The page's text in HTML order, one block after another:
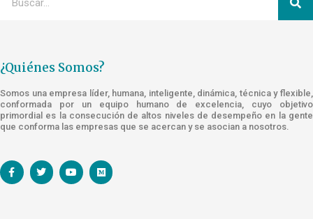
¿Quiénes Somos?
Somos una empresa líder, humana, inteligente, dinámica, técnica y flexible,
conformada por un equipo humano de excelencia, cuyo objetivo
primordial es la consecución de altos niveles de desempeño en la gente
que conforma las empresas que se acercan y se asocian a nosotros.